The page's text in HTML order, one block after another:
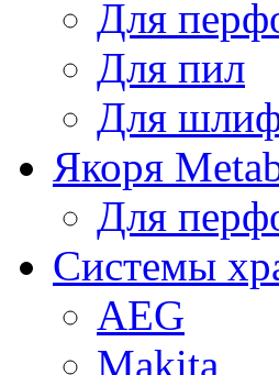
Для
Для пил
Для
Якоря
Для
Системы
AEG
Makita